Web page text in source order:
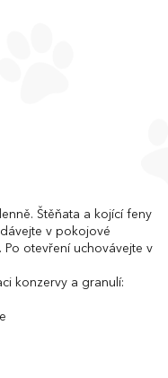
Štěňata a kojící feny
v pokojové
otevření uchovávejte v
konzervy a granulí: